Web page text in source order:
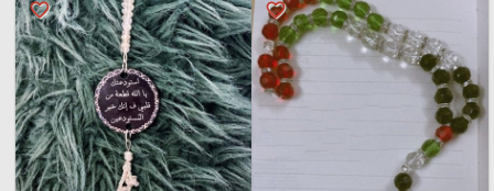
favorite_border
favorite_border